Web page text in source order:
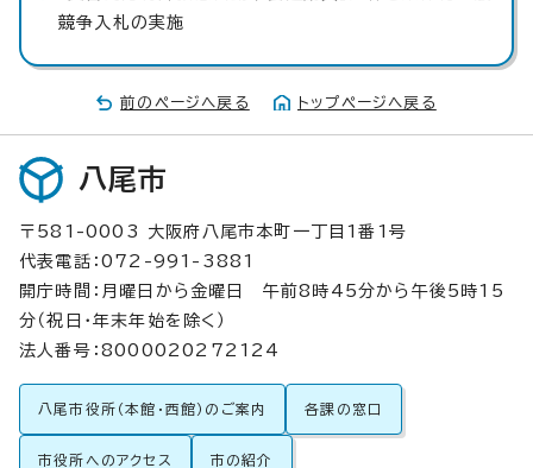
競争入札の実施
前のページへ戻る トップページへ戻る
八尾市
〒581-0003 大阪府八尾市本町一丁目1番1号
代表電話：072-991-3881
開庁時間：月曜日から金曜日 午前8時45分から午後5時15
分（祝日・年末年始を除く）
法人番号：8000020272124
八尾市役所（本館・西館）のご案内 各課の窓口
市役所へのアクセス 市の紹介